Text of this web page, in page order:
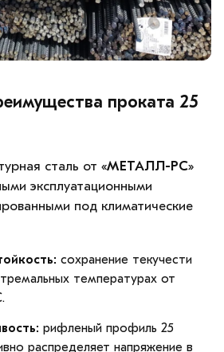
проката 25
сталь от «МЕТАЛЛ-РС»
эксплуатационными
под климатические
сохранение текучести
температурах от
рифленый профиль 25
распределяет напряжение в